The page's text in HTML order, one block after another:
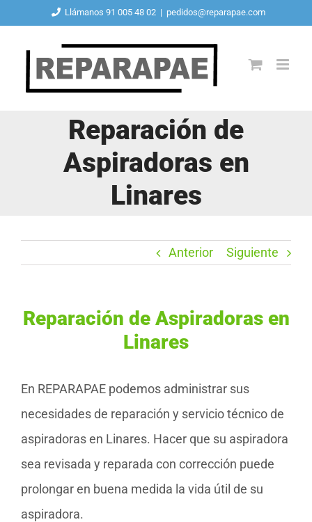
contenido
Llámanos 91 005 48 02 | pedidos@reparapae.com
Reparación de
Aspiradoras en
Linares
Anterior Siguiente
Reparación de Aspiradoras en
Linares
En REPARAPAE podemos administrar sus
necesidades de reparación y servicio técnico de
aspiradoras en Linares. Hacer que su aspiradora
sea revisada y reparada con corrección puede
prolongar en buena medida la vida útil de su
aspiradora.